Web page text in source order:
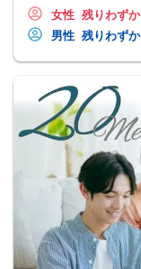
女性 残りわずか
男性 残りわずか